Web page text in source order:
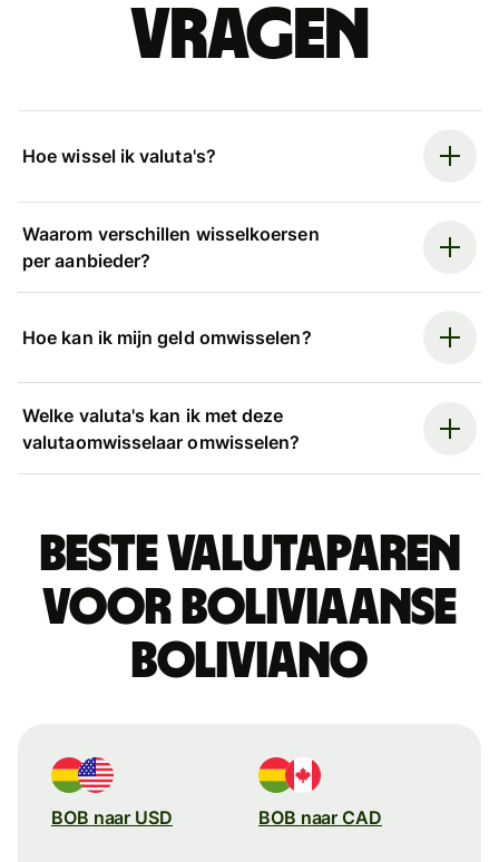
vragen
Hoe wissel ik valuta's?
Waarom verschillen wisselkoersen
per aanbieder?
Hoe kan ik mijn geld omwisselen?
Welke valuta's kan ik met deze
valutaomwisselaar omwisselen?
Beste valutaparen
voor Boliviaanse
boliviano
BOB naar USD BOB naar CAD